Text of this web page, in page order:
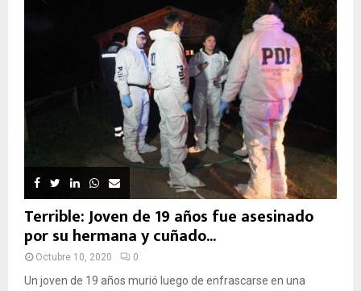
Terrible: Joven de 19 años fue asesinado
por su hermana y cuñado...
Octubre 10, 2020 0
Un joven de 19 años murió luego de enfrascarse en una